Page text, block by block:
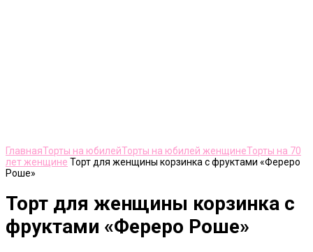
ГлавнаяТорты на юбилейТорты на юбилей женщинеТорты на 70
лет женщине Торт для женщины корзинка с фруктами «Фереро
Роше»
Торт для женщины корзинка с
фруктами «Фереро Роше»